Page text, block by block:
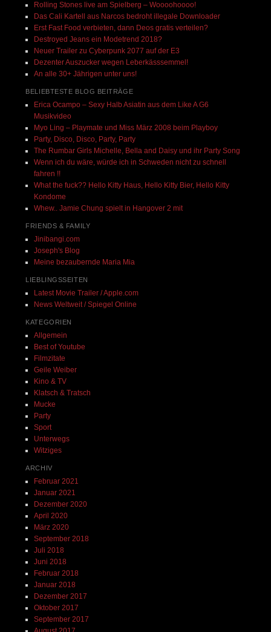
Rolling Stones live am Spielberg – Woooohoooo!
Das Cali Kartell aus Narcos bedroht illegale Downloader
Erst Fast Food verbieten, dann Deos gratis verteilen?
Destroyed Jeans ein Modetrend 2018?
Neuer Trailer zu Cyberpunk 2077 auf der E3
Dezenter Auszucker wegen Leberkässsemmel!
An alle 30+ Jährigen unter uns!
BELIEBTESTE BLOG BEITRÄGE
Erica Ocampo – Sexy Halb Asiatin aus dem Like A G6
Musikvideo
Myo Ling – Playmate und Miss März 2008 beim Playboy
Party, Disco, Disco, Party, Party
The Rumbar Girls Michelle, Bella and Daisy und ihr Party Song
Wenn ich du wäre, würde ich in Schweden nicht zu schnell
fahren !!
What the fuck?? Hello Kitty Haus, Hello Kitty Bier, Hello Kitty
Kondome
Whew.. Jamie Chung spielt in Hangover 2 mit
FRIENDS & FAMILY
Jinibangi.com
Joseph's Blog
Meine bezaubernde Maria Mia
LIEBLINGSSEITEN
Latest Movie Trailer / Apple.com
News Weltweit / Spiegel Online
KATEGORIEN
Allgemein
Best of Youtube
Filmzitate
Geile Weiber
Kino & TV
Klatsch & Tratsch
Mucke
Party
Sport
Unterwegs
Witziges
ARCHIV
Februar 2021
Januar 2021
Dezember 2020
April 2020
März 2020
September 2018
Juli 2018
Juni 2018
Februar 2018
Januar 2018
Dezember 2017
Oktober 2017
September 2017